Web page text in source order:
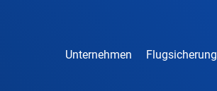
Unternehmen Flugsicherung